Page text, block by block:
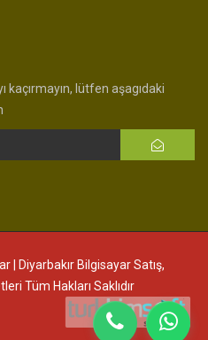
kaçırmayın, lütfen aşagıdaki
| Diyarbakır Bilgisayar Satış,
Tüm Hakları Saklıdır